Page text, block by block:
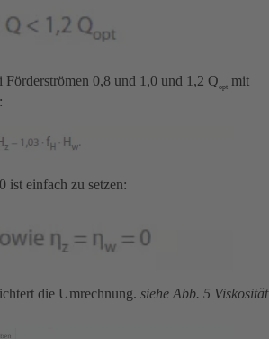
Förderströmen 0,8 und 1,0 und 1,2 Qopt mit
ist einfach zu setzen:
die Umrechnung. siehe Abb. 5 Viskosität